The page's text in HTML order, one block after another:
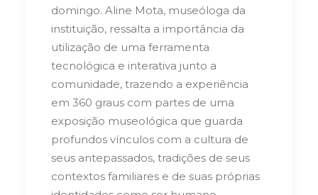
domingo. Aline Mota, museóloga da
instituição, ressalta a importância da
utilização de uma ferramenta
tecnológica e interativa junto a
comunidade, trazendo a experiência
em 360 graus com partes de uma
exposição museológica que guarda
profundos vínculos com a cultura de
seus antepassados, tradições de seus
contextos familiares e de suas próprias